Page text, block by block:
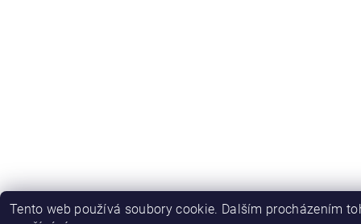
Tento web používá soubory cookie. Dalším procházením